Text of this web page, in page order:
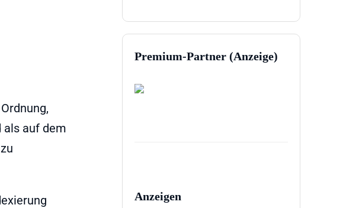
als auf dem
Premium-Partner (Anzeige)
Anzeigen